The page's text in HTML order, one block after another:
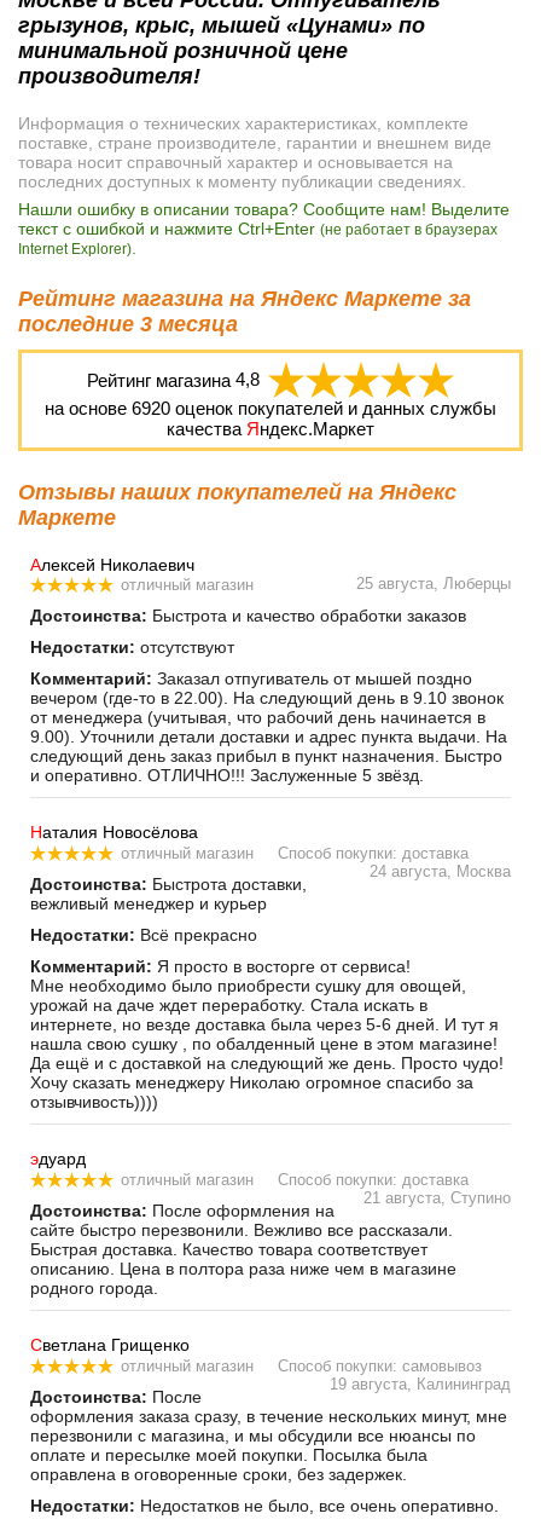
грызунов, крыс, мышей «Цунами» по
минимальной розничной цене
производителя!
Информация о технических характеристиках, комплекте
поставке, стране производителе, гарантии и внешнем виде
товара носит справочный характер и основывается на
последних доступных к моменту публикации сведениях.
Нашли ошибку в описании товара? Сообщите нам! Выделите
текст с ошибкой и нажмите Ctrl+Enter (не работает в браузерах
Internet Explorer)
Рейтинг магазина на Яндекс Маркете за
последние 3 месяца
Рейтинг магазина 4,8
на основе 6920 оценок покупателей и данных службы
качества Яндекс.Маркет
Отзывы наших покупателей на Яндекс
Маркете
Алексей Николаевич
отличный магазин 25 августа, Люберцы
Достоинства: Быстрота и качество обработки заказов
Недостатки: отсутствуют
Комментарий: Заказал отпугиватель от мышей поздно
вечером (где-то в 22.00). На следующий день в 9.10 звонок
от менеджера (учитывая, что рабочий день начинается в
9.00). Уточнили детали доставки и адрес пункта выдачи. На
следующий день заказ прибыл в пункт назначения. Быстро
и оперативно. ОТЛИЧНО!!! Заслуженные 5 звёзд.
Наталия Новосёлова
отличный магазин
Способ покупки: доставка
24 августа, Москва
Достоинства: Быстрота доставки,
вежливый менеджер и курьер
Недостатки: Всё прекрасно
Комментарий: Я просто в восторге от сервиса!
Мне необходимо было приобрести сушку для овощей,
урожай на даче ждет переработку. Стала искать в
интернете, но везде доставка была через 5-6 дней. И тут я
нашла свою сушку , по обалденный цене в этом магазине!
Да ещё и с доставкой на следующий же день. Просто чудо!
Хочу сказать менеджеру Николаю огромное спасибо за
отзывчивость))))
эдуард
отличный магазин
Способ покупки: доставка
21 августа, Ступино
Достоинства: После оформления на
сайте быстро перезвонили. Вежливо все рассказали.
Быстрая доставка. Качество товара соответствует
описанию. Цена в полтора раза ниже чем в магазине
родного города.
Светлана Грищенко
отличный магазин
Способ покупки: самовывоз
19 августа, Калининград
Достоинства: После
оформления заказа сразу, в течение нескольких минут, мне
перезвонили с магазина, и мы обсудили все нюансы по
оплате и пересылке моей покупки. Посылка была
оправлена в оговоренные сроки, без задержек.
Недостатки: Недостатков не было, все очень оперативно.